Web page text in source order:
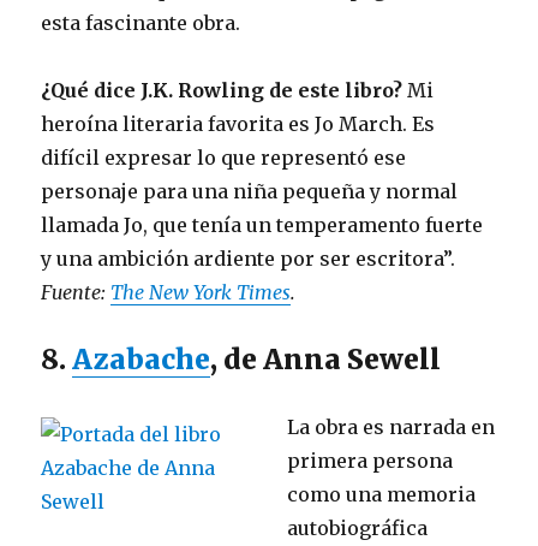
esta fascinante obra.
¿Qué dice J.K. Rowling de este libro? Mi
heroína literaria favorita es Jo March. Es
difícil expresar lo que representó ese
personaje para una niña pequeña y normal
llamada Jo, que tenía un temperamento fuerte
y una ambición ardiente por ser escritora”.
Fuente: The New York Times.
8.Azabache, de Anna Sewell
La obra es narrada en
primera persona
como una memoria
autobiográfica